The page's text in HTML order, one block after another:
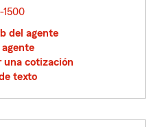
del agente
agente
una cotización
texto